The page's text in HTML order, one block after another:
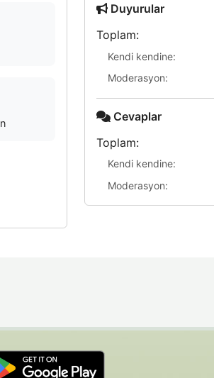
Duyurular
Toplam:
Kendi kendine:
Moderasyon:
Cevaplar
Toplam:
Kendi kendine:
Moderasyon: